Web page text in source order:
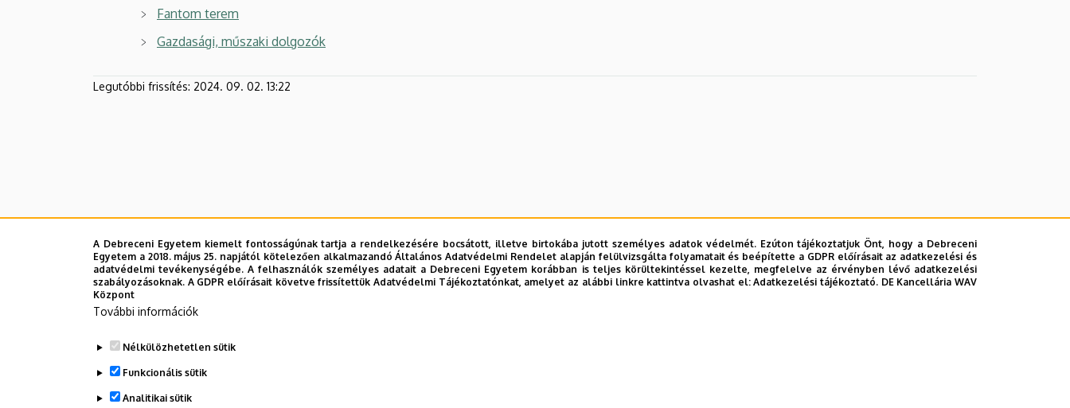
Fantom terem
Gazdasági, műszaki dolgozók
Legutóbbi frissítés: 2024. 09. 02. 13:22
A Debreceni Egyetem kiemelt fontosságúnak tartja a rendelkezésére bocsátott, illetve birtokába jutott személyes adatok védelmét. Ezúton tájékoztatjuk Önt, hogy a Debreceni
Egyetem a 2018. május 25. napjától kötelezően alkalmazandó Általános Adatvédelmi Rendelet alapján felülvizsgálta folyamatait és beépítette a GDPR előírásait az adatkezelési és
adatvédelmi tevékenységébe. A felhasználók személyes adatait a Debreceni Egyetem korábban is teljes körültekintéssel kezelte, megfelelve az érvényben lévő adatkezelési
szabályozásoknak. A GDPR előírásait követve frissítettük Adatvédelmi Tájékoztatónkat, amelyet az alábbi linkre kattintva olvashat el:Adatkezelési tájékoztató. DE Kancellária WAV
Központ
További információk
Nélkülözhetetlen sütik
Funkcionális sütik
Analitikai sütik